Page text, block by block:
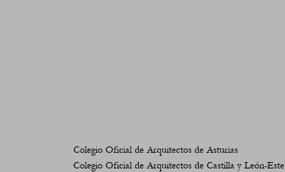
Colegio Oficial de Arquitectos de Asturias
Colegio Oficial de Arquitectos de Castilla y León-Este